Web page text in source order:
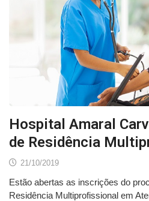
Hospital Amaral
de Residência
21/10/2019
Estão abertas as inscrições do
Residência Multiprofissional em